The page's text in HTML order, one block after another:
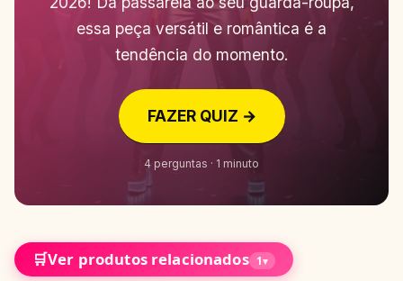
essa peça versátil e romântica é a
tendência do momento.
FAZER QUIZ →
4 perguntas · 1 minuto
🛒Ver produtos relacionados 1▾